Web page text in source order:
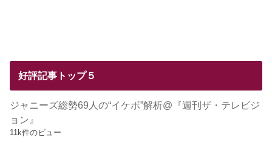
好評記事トップ５
ジャニーズ総勢69人の“イケボ”解析@『週刊ザ・テレビジ
ョン』
11k件のビュー